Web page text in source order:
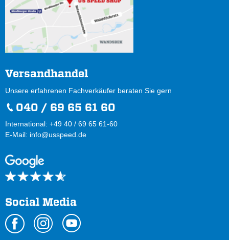
Versandhandel
Unsere erfahrenen Fachverkäufer beraten Sie gern
040 / 69 65 61 60
International: +49 40 / 69 65 61-60
E-Mail: info@usspeed.de
Social Media